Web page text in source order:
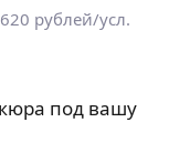
рублей/усл.
под вашу